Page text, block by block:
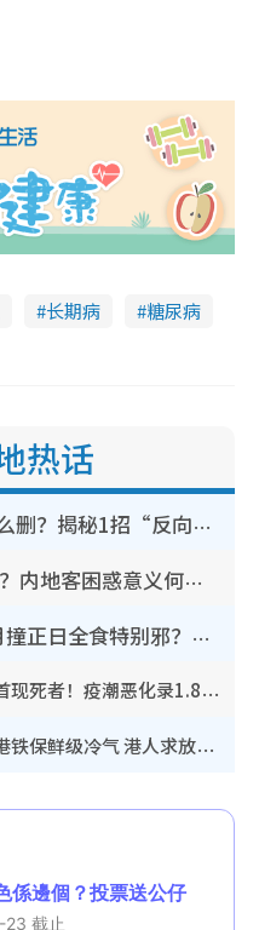
长期病
糖尿病
热话
WhatsApp预设贴图怎么删？揭秘1招“反向操作”还原简洁界面 附3步实测教程
香港山边铁闸边门大开？内地客困惑意义何在！网友神回复：这种叫法理性防御
鬼门开2026｜农历七月撞正日全食特别邪？专家警告切忌做一事！揭4大禁忌+2招保平安
夺命寄生虫｜食生菜狂泻首现死者！疫潮恶化录1.8万宗病例 揭洗菜3大谬误
内地客夸港人不识老！揭港铁保鲜级冷气 港人求放过：别投诉